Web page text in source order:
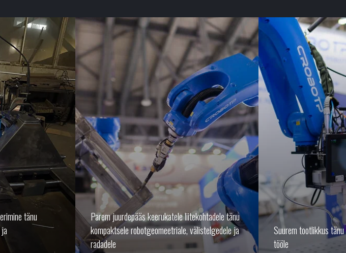
tänu
Parem juurdepääs keerukatele liitekohtadele tänu
kompaktsele robotgeomeetriale, välistelgedele ja
radadele
Suurem tootlikkus
tööle